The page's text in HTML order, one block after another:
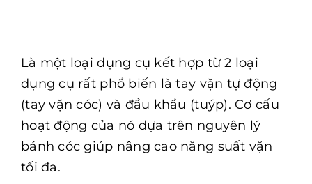
Là một loại dụng cụ kết hợp từ 2 loại
dụng cụ rất phổ biến là tay vặn tự động
(tay vặn cóc) và đầu khẩu (tuýp). Cơ cấu
hoạt động của nó dựa trên nguyên lý
bánh cóc giúp nâng cao năng suất vặn
tối đa.